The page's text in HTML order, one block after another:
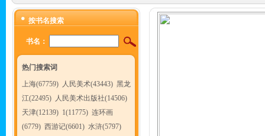
按书名搜索
书名：
热门搜索词
上海(67759) 人民美术(43443) 黑龙
江(22495) 人民美术出版社(14506)
天津(12139) 1(11775) 连环画
(6779) 西游记(6601) 水浒(5797)